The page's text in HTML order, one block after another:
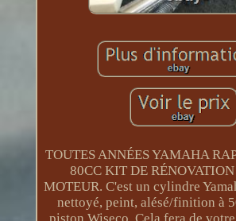
TOUTES ANNÉES YAMAHA
80CC KIT DE
MOTEUR. C'est un cylindre
nettoyé, peint, alésé/finition à
piston Wiseco. Cela fera de